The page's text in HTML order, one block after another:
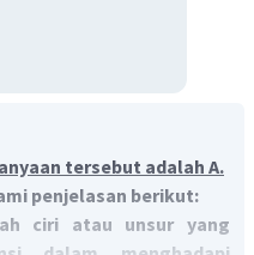
tersebut adalah A.
penjelasan berikut:
ciri atau unsur yang